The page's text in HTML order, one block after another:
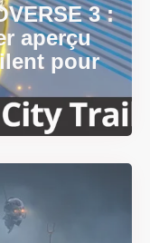
3 :
aperçu
pour